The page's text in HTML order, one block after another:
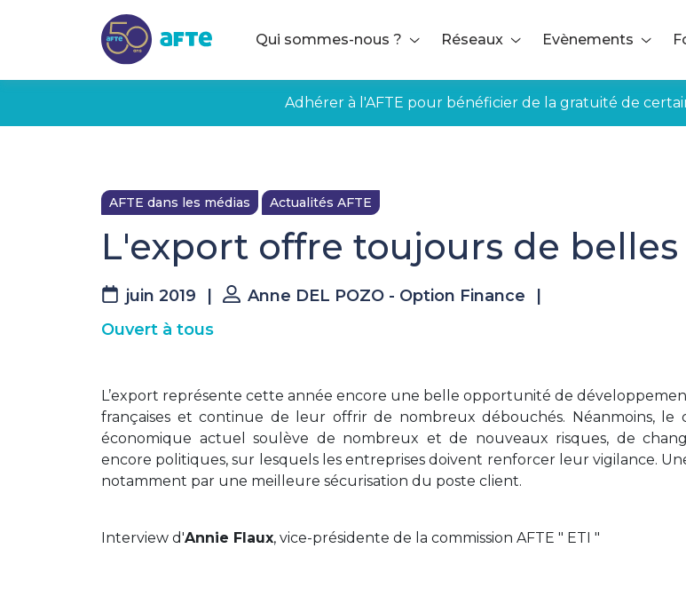
Qui sommes-nous ? Réseaux Evènements
Adhérer à l'AFTE pour bénéficier de la gratuité de
AFTE dans les médias Actualités AFTE
L'export offre toujours de
juin 2019 Anne DEL POZO - Option Finance
Ouvert à tous
L’export représente cette année encore une belle opportunité de
françaises et continue de leur offrir de nombreux débouchés. Néanmoins,
économique actuel soulève de nombreux et de nouveaux risques, de
encore politiques, sur lesquels les entreprises doivent renforcer leur vigilance.
notamment par une meilleure sécurisation du poste client.
Interview d'Annie Flaux, vice-présidente de la commission AFTE " ETI "